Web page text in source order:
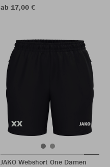
ab 17,00 €
JAKO Webshort One Damen